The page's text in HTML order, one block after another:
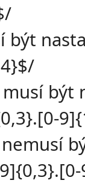
být
být